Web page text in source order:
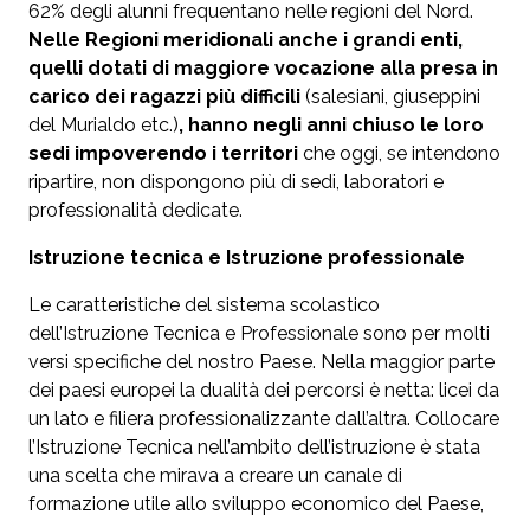
62% degli alunni frequentano nelle regioni del Nord.
Nelle Regioni meridionali anche i grandi enti,
quelli dotati di maggiore vocazione alla presa in
carico dei ragazzi più difficili (salesiani, giuseppini
del Murialdo etc.), hanno negli anni chiuso le loro
sedi impoverendo i territori che oggi, se intendono
ripartire, non dispongono più di sedi, laboratori e
professionalità dedicate.
Istruzione tecnica e Istruzione professionale
Le caratteristiche del sistema scolastico
dell’Istruzione Tecnica e Professionale sono per molti
versi specifiche del nostro Paese. Nella maggior parte
dei paesi europei la dualità dei percorsi è netta: licei da
un lato e filiera professionalizzante dall’altra. Collocare
l’Istruzione Tecnica nell’ambito dell’istruzione è stata
una scelta che mirava a creare un canale di
formazione utile allo sviluppo economico del Paese,